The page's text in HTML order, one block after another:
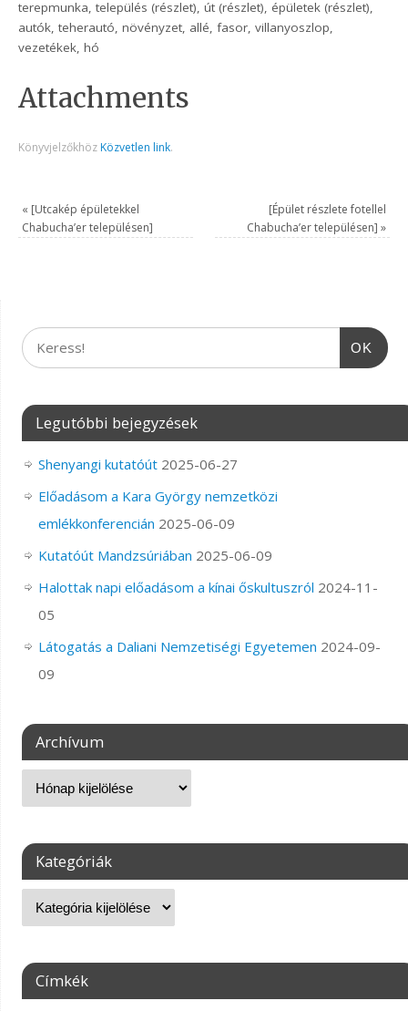
terepmunka, település (részlet), út (részlet), épületek (részlet),
autók, teherautó, növényzet, allé, fasor, villanyoszlop,
vezetékek, hó
Attachments
Könyvjelzőkhöz Közvetlen link.
« [Utcakép épületekkel
Chabucha’er településen]
[Épület részlete fotellel
Chabucha’er településen] »
OK
Legutóbbi bejegyzések
Shenyangi kutatóút 2025-06-27
Előadásom a Kara György nemzetközi
emlékkonferencián 2025-06-09
Kutatóút Mandzsúriában 2025-06-09
Halottak napi előadásom a kínai őskultuszról 2024-11-
05
Látogatás a Daliani Nemzetiségi Egyetemen 2024-09-
09
Archívum
Kategóriák
Címkék